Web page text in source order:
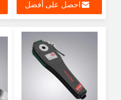
احصل على أفضل